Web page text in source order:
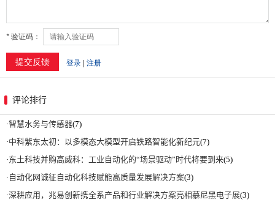
评论排行
·智慧水务与传感器(7)
·中科紫东太初：以多模态大模型开启铁路智能化新纪元(7)
·东土科技并购高威科：工业自动化的“场景驱动”时代将要到来(5)
· 自动化网诚征自动化科技赋能高质量发展解决方案(3)
·深耕应用，兆易创新携全系产品和行业解决方案亮相慕尼黑电子展(3)